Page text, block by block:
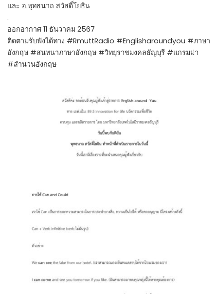
และ อ.พุทธนาถ สวัสดิ์โยธิน
.
ออกอากาศ 11 ธันวาคม 2567
ติดตามรับฟังได้ทาง #RmuttRadio #Englisharoundyou #ภาษา
อังกฤษ #สนทนาภาษาอังกฤษ #วิทยุราชมงคลธัญบุรี #แกรมม่า
#สำนวนอังกฤษ